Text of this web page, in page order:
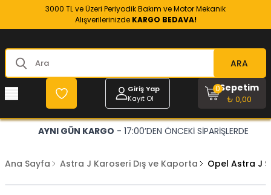
3000 TL ve Üzeri Periyodik Bakım ve Motor Mekanik
Alışverilerinizde KARGO BEDAVA!
ARA
Giriş Yap
Kayıt Ol
Sepetim
₺ 0,00
0
AYNI GÜN KARGO - 17:00’DEN ÖNCEKİ SİPARİŞLERDE
Ana Sayfa Astra J Karoseri Dış ve Kaporta Opel Astra J